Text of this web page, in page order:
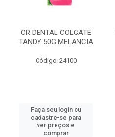
CR DENTAL COLGATE
TANDY 50G MELANCIA
Código: 24100
Faça seu login ou
cadastre-se para
ver preços e
comprar